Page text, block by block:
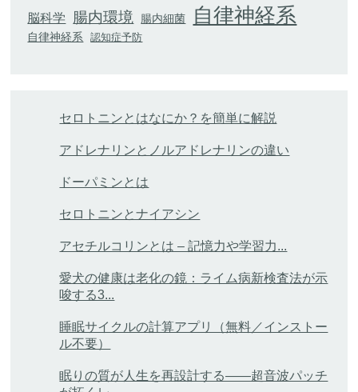
脳科学 腸内環境 腸内細菌 自律神経系
自律神経系 認知症予防
セロトニンとはなにか？を簡単に解説
アドレナリンとノルアドレナリンの違い
ドーパミンとは
セロトニンとナイアシン
アセチルコリンとは – 記憶力や学習力...
愛犬の健康は老化の鏡：ライム病新検査法が示
唆する3...
睡眠サイクルの計算アプリ（無料／インストー
ル不要）
眠りの質が人生を再設計する——超音波パッチ